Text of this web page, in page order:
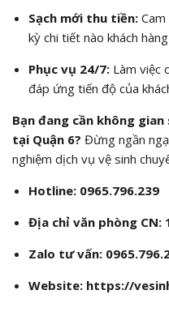
Sạch mới thu tiền:Cam
kỳ chi tiết nào khách
Phục vụ 24/7:Làm việc
đáp ứng tiến độ của
Bạn đang cần không
tại Quận 6? Đừng ngần
nghiệm dịch vụ vệ sinh
Hotline: 0965.796.239
Địa chỉ văn phòng CN:
Zalo tư vấn:
Website: https://